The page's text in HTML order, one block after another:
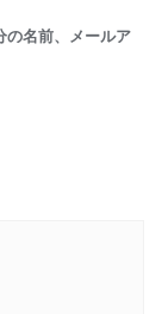
の名前、メールア